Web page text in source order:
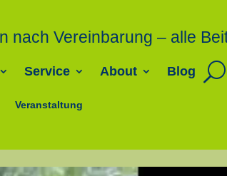
nach Vereinbarung – alle
Service About Blog
Veranstaltung